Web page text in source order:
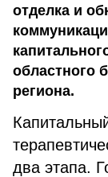
отделка и
областного
региона.
два этапа.